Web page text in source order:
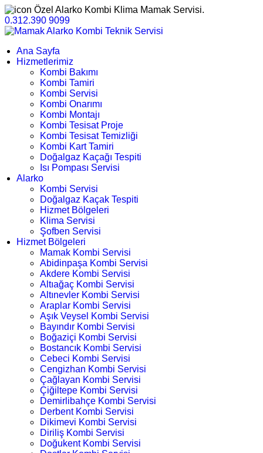
Özel Alarko Kombi Klima Mamak Servisi.
0.312.390 9099
Ana Sayfa
Hizmetlerimiz
Kombi Bakımı
Kombi Tamiri
Kombi Servisi
Kombi Onarımı
Kombi Montajı
Kombi Tesisat Proje
Kombi Tesisat Temizliği
Kombi Kart Tamiri
Doğalgaz Kaçağı Tespiti
Isı Pompası Servisi
Alarko
Kombi Servisi
Doğalgaz Kaçak Tespiti
Hizmet Bölgeleri
Klima Servisi
Şofben Servisi
Hizmet Bölgeleri
Mamak Kombi Servisi
Abidinpaşa Kombi Servisi
Akdere Kombi Servisi
Altıağaç Kombi Servisi
Altınevler Kombi Servisi
Araplar Kombi Servisi
Aşık Veysel Kombi Servisi
Bayındır Kombi Servisi
Boğaziçi Kombi Servisi
Bostancık Kombi Servisi
Cebeci Kombi Servisi
Cengizhan Kombi Servisi
Çağlayan Kombi Servisi
Çiğiltepe Kombi Servisi
Demirlibahçe Kombi Servisi
Derbent Kombi Servisi
Dikimevi Kombi Servisi
Diriliş Kombi Servisi
Doğukent Kombi Servisi